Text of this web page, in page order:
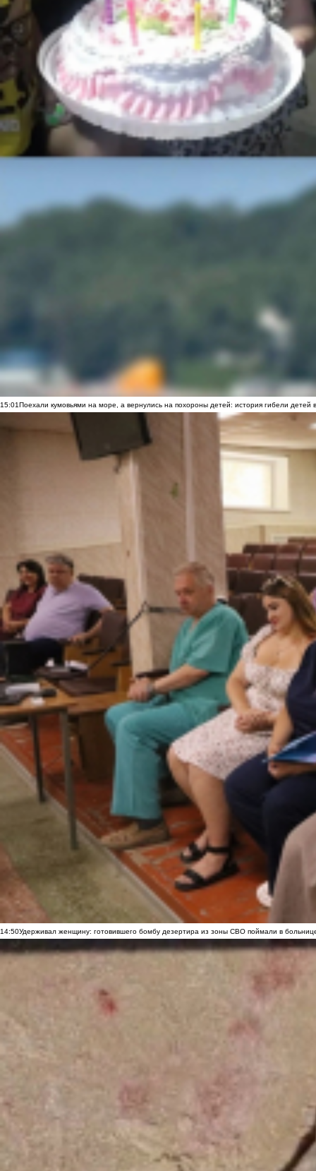
15:01Поехали кумовьями на море, а вернулись на похороны детей: история гибели детей
14:50Удерживал женщину: готовившего бомбу дезертира из зоны СВО поймали в